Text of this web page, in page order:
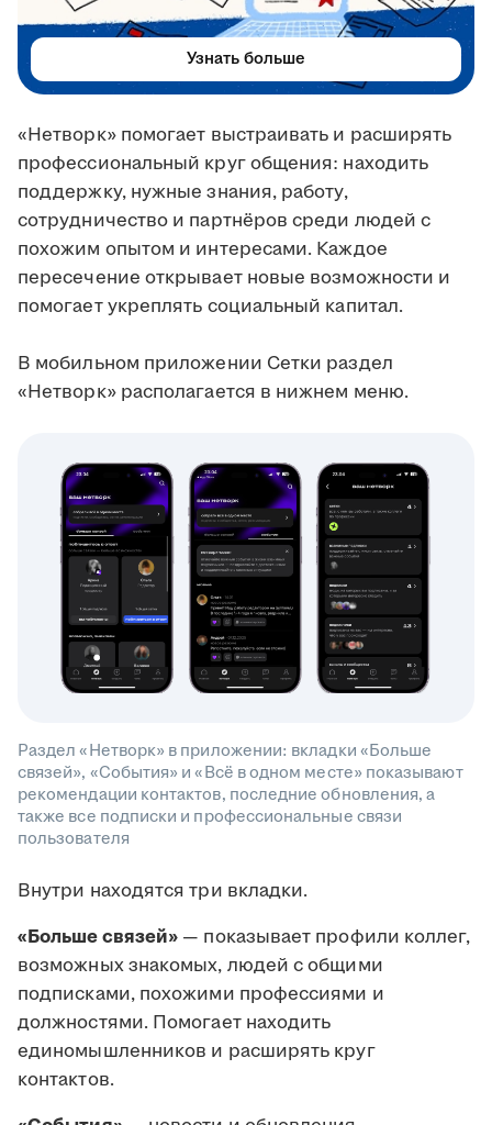
«Нетворк» помогает выстраивать и расширять
профессиональный круг общения: находить
поддержку, нужные знания, работу,
сотрудничество и партнёров среди людей с
похожим опытом и интересами. Каждое
пересечение открывает новые возможности и
помогает укреплять социальный капитал.
В мобильном приложении Сетки раздел
«Нетворк» располагается в нижнем меню.
Раздел «Нетворк» в приложении: вкладки «Больше
связей», «События» и «Всё в одном месте» показывают
рекомендации контактов, последние обновления, а
также все подписки и профессиональные связи
пользователя
Внутри находятся три вкладки.
«Больше связей» — показывает профили коллег,
возможных знакомых, людей с общими
подписками, похожими профессиями и
должностями. Помогает находить
единомышленников и расширять круг
контактов.
Узнать больше